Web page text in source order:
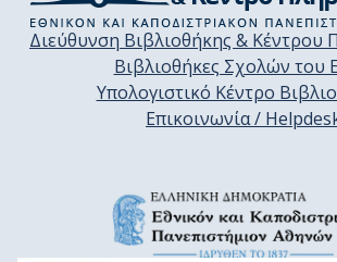
Διεύθυνση Βιβλιοθήκης &
Βιβλιοθήκες Σχολών του
Υπολογιστικό Κέντρο
Επικοινωνία /